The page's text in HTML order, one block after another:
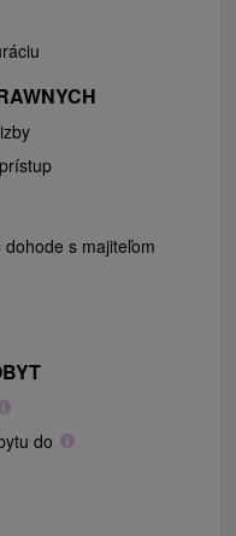
s majiteľom
do